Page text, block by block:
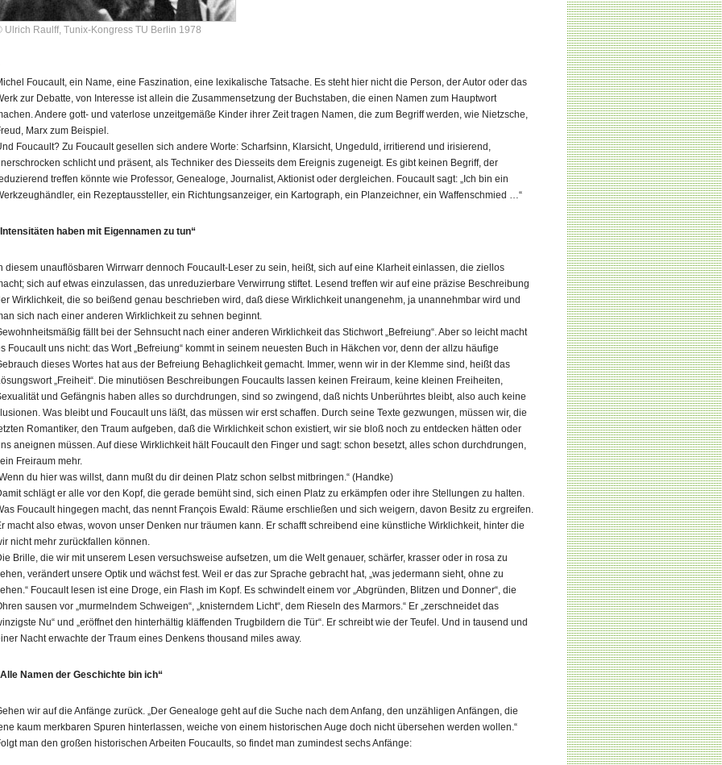
Ulrich Raulff, Tunix-Kongress TU Berlin 1978
Foucault, ein Name, eine Faszination, eine lexikalische Tatsache. Es steht hier nicht die Person, der Autor oder das
zur Debatte, von Interesse ist allein die Zusammensetzung der Buchstaben, die einen Namen zum Hauptwort
Andere gott‑ und vaterlose unzeitgemäße Kinder ihrer Zeit tragen Namen, die zum Begriff werden, wie Nietzsche,
Marx zum Beispiel.
Foucault? Zu Foucault gesellen sich andere Worte: Scharfsinn, Klarsicht, Ungeduld, irritierend und irisierend,
schlicht und präsent, als Techniker des Diesseits dem Ereignis zugeneigt. Es gibt keinen Begriff, der
treffen könnte wie Professor, Genealoge, Journalist, Aktionist oder dergleichen. Foucault sagt: „Ich bin ein
ein Rezeptaussteller, ein Richtungsanzeiger, ein Kartograph, ein Planzeichner, ein Waffenschmied …“
haben mit Eigennamen zu tun“
diesem unauflösbaren Wirrwarr dennoch Foucault‑Leser zu sein, heißt, sich auf eine Klarheit einlassen, die ziellos
sich auf etwas einzulassen, das unreduzierbare Verwirrung stiftet. Lesend treffen wir auf eine präzise Beschreibung
Wirklichkeit, die so beißend genau beschrieben wird, daß diese Wirklichkeit unangenehm, ja unannehmbar wird und
sich nach einer anderen Wirklichkeit zu sehnen beginnt.
fällt bei der Sehnsucht nach einer anderen Wirklichkeit das Stichwort „Befreiung“. Aber so leicht macht
Foucault uns nicht: das Wort „Befreiung“ kommt in seinem neuesten Buch in Häkchen vor, denn der allzu häufige
dieses Wortes hat aus der Befreiung Behaglichkeit gemacht. Immer, wenn wir in der Klemme sind, heißt das
„Freiheit“. Die minutiösen Beschreibungen Foucaults lassen keinen Freiraum, keine kleinen Freiheiten,
und Gefängnis haben alles so durchdrungen, sind so zwingend, daß nichts Unberührtes bleibt, also auch keine
Illusionen. Was bleibt und Foucault uns läßt, das müssen wir erst schaffen. Durch seine Texte gezwungen, müssen wir, die
Romantiker, den Traum aufgeben, daß die Wirklichkeit schon existiert, wir sie bloß noch zu entdecken hätten oder
aneignen müssen. Auf diese Wirklichkeit hält Foucault den Finger und sagt: schon besetzt, alles schon durchdrungen,
Freiraum mehr.
du hier was willst, dann mußt du dir deinen Platz schon selbst mitbringen.“ (Handke)
schlägt er alle vor den Kopf, die gerade bemüht sind, sich einen Platz zu erkämpfen oder ihre Stellungen zu halten.
Foucault hingegen macht, das nennt François Ewald: Räume erschließen und sich weigern, davon Besitz zu ergreifen.
macht also etwas, wovon unser Denken nur träumen kann. Er schafft schreibend eine künstliche Wirklichkeit, hinter die
nicht mehr zurückfallen können.
Brille, die wir mit unserem Lesen versuchsweise aufsetzen, um die Welt genauer, schärfer, krasser oder in rosa zu
verändert unsere Optik und wächst fest. Weil er das zur Sprache gebracht hat, „was jedermann sieht, ohne zu
Foucault lesen ist eine Droge, ein Flash im Kopf. Es schwindelt einem vor „Abgründen, Blitzen und Donner“, die
sausen vor „murmelndem Schweigen“, „knisterndem Licht“, dem Rieseln des Marmors.“ Er „zerschneidet das
Nu“ und „eröffnet den hinterhältig kläffenden Trugbildern die Tür“. Er schreibt wie der Teufel. Und in tausend und
Nacht erwachte der Traum eines Denkens thousand miles away.
Namen der Geschichte bin ich“
wir auf die Anfänge zurück. „Der Genealoge geht auf die Suche nach dem Anfang, den unzähligen Anfängen, die
kaum merkbaren Spuren hinterlassen, weiche von einem historischen Auge doch nicht übersehen werden wollen.“
man den großen historischen Arbeiten Foucaults, so findet man zumindest sechs Anfänge: